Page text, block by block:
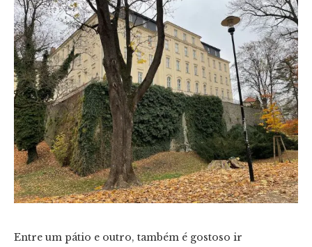
Entre um pátio e outro, também é gostoso ir